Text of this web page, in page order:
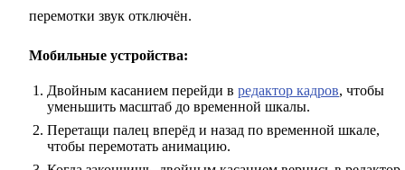
перемотки звук отключён.
Мобильные устройства:
Двойным касанием перейди в редактор кадров, чтобы
уменьшить масштаб до временной шкалы.
Перетащи палец вперёд и назад по временной шкале,
чтобы перемотать анимацию.